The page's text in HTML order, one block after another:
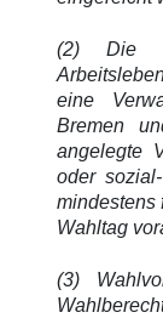
(2) Die
eine
Bremen
angelegte
oder
mindestens
Wahltag
(3)